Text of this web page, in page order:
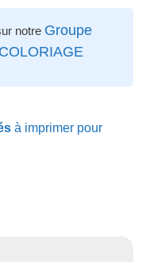
notre Groupe
à imprimer pour